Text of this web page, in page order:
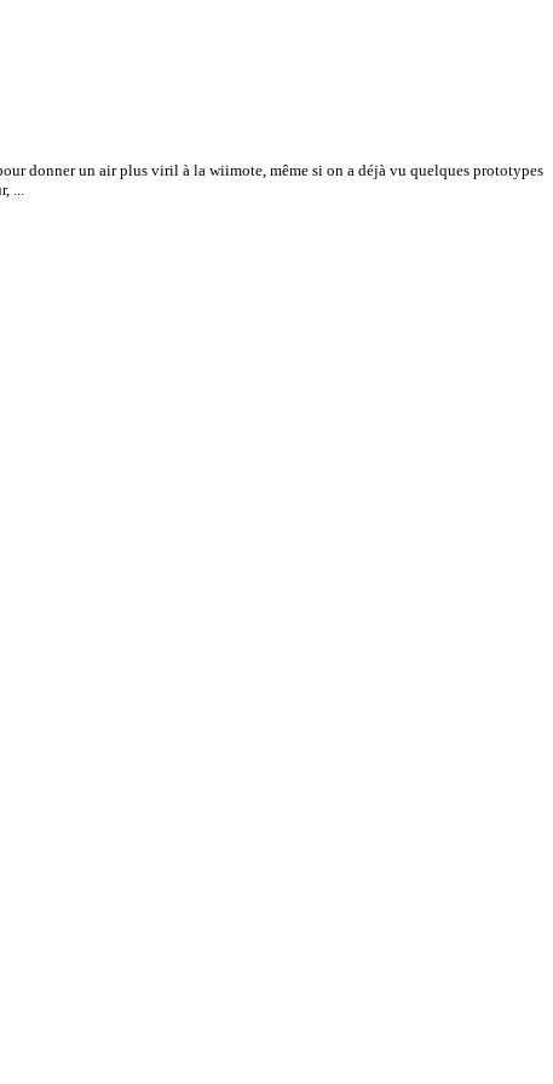
donner un air plus viril à la wiimote, même si on a déjà vu quelques prototypes
...